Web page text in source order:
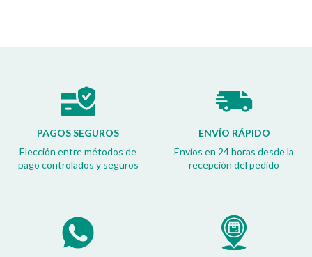
PAGOS SEGUROS
Elección entre métodos de
pago controlados y seguros
ENVÍO RÁPIDO
Envíos en 24 horas desde la
recepción del pedido